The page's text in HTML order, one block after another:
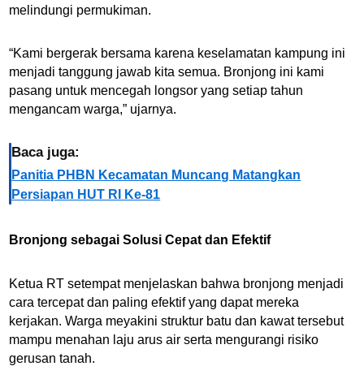
melindungi permukiman.
“Kami bergerak bersama karena keselamatan kampung ini
menjadi tanggung jawab kita semua. Bronjong ini kami
pasang untuk mencegah longsor yang setiap tahun
mengancam warga,” ujarnya.
Baca juga:
Panitia PHBN Kecamatan Muncang Matangkan
Persiapan HUT RI Ke-81
Bronjong sebagai Solusi Cepat dan Efektif
Ketua RT setempat menjelaskan bahwa bronjong menjadi
cara tercepat dan paling efektif yang dapat mereka
kerjakan. Warga meyakini struktur batu dan kawat tersebut
mampu menahan laju arus air serta mengurangi risiko
gerusan tanah.